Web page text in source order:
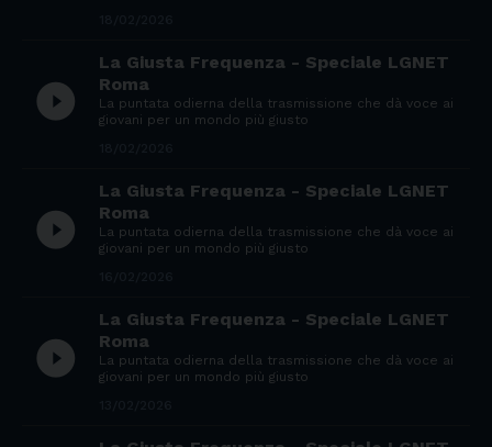
play_circle_filled
La Giusta Frequenza - Speciale LGNET
Roma
La puntata odierna della trasmissione che dà voce ai
giovani per un mondo più giusto
play_circle_filled
La Giusta Frequenza - Speciale LGNET
Roma
La puntata odierna della trasmissione che dà voce ai
giovani per un mondo più giusto
play_circle_filled
La Giusta Frequenza - Speciale LGNET
Roma
La puntata odierna della trasmissione che dà voce ai
giovani per un mondo più giusto